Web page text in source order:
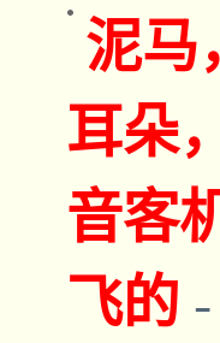
泥马
耳朵
音客
飞的 -